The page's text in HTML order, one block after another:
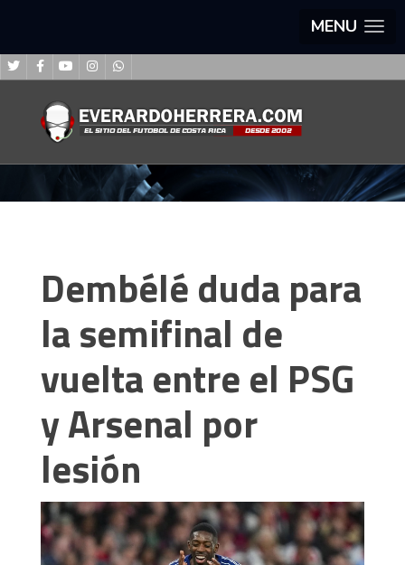
MENU
Dembélé duda para
la semifinal de
vuelta entre el PSG
y Arsenal por
lesión